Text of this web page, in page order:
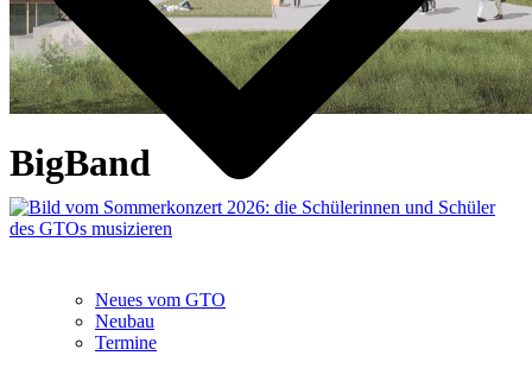
Neues vom GTO
Neubau
Termine
BigBand